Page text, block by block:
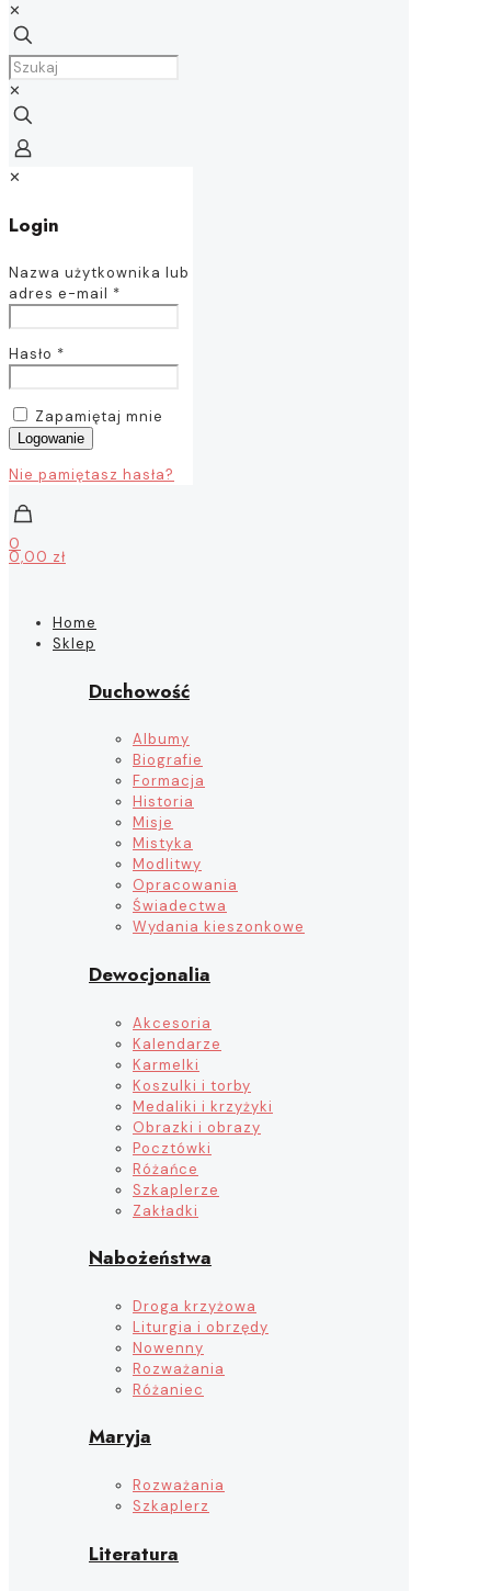
✕
✕
✕
Login
Nazwa użytkownika lub
adres e-mail *
Hasło *
Zapamiętaj mnie
Logowanie
Nie pamiętasz hasła?
0
0,00 zł
Home
Sklep
Duchowość
Albumy
Biografie
Formacja
Historia
Misje
Mistyka
Modlitwy
Opracowania
Świadectwa
Wydania kieszonkowe
Dewocjonalia
Akcesoria
Kalendarze
Karmelki
Koszulki i torby
Medaliki i krzyżyki
Obrazki i obrazy
Pocztówki
Różańce
Szkaplerze
Zakładki
Nabożeństwa
Droga krzyżowa
Liturgia i obrzędy
Nowenny
Rozważania
Różaniec
Maryja
Rozważania
Szkaplerz
Literatura